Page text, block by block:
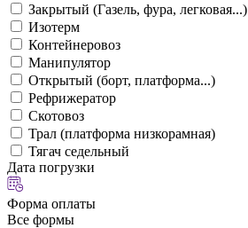
Закрытый (Газель, фура, легковая...)
Изотерм
Контейнеровоз
Манипулятор
Открытый (борт, платформа...)
Рефрижератор
Скотовоз
Трал (платформа низкорамная)
Тягач седельный
Дата погрузки
Форма оплаты
Все формы